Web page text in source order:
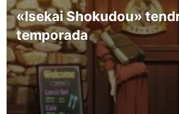
«Isekai Shokudou»
temporada